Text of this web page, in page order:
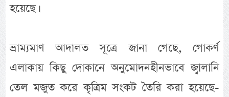
হয়েছে।
ভ্রাম্যমাণ আদালত সূত্রে জানা গেছে, গোকর্ণ
এলাকায় কিছু দোকানে অনুমোদনহীনভাবে জ্বালানি
তেল মজুত করে কৃত্রিম সংকট তৈরি করা হয়েছে-